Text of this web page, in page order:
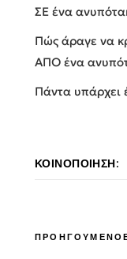
ΣΕ ένα
Πώς άραγε να
ΑΠΟ ένα
Πάντα υπάρχει
ΚΟΙΝΟΠΟΊΗΣΗ:
ΠΡΟΗΓΟΥΜΕΝΟ